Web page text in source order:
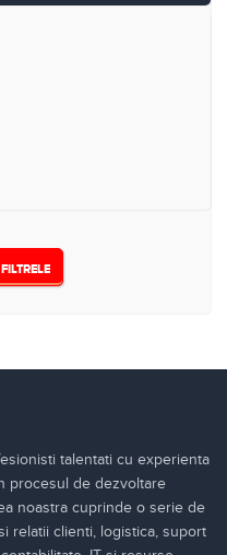
talentati cu experienta
procesul de dezvoltare
noastra cuprinde o serie de
relatii clienti, logistica, suport